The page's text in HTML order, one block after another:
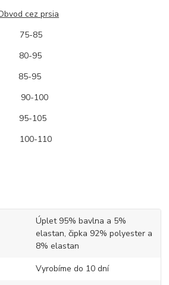
cez prsia
85
95
95
100
105
110
Úplet 95% bavlna a 5%
elastan, čipka 92% polyester a
8% elastan
Vyrobíme do 10 dní